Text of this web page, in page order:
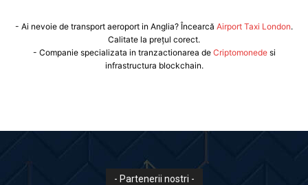
- Ai nevoie de transport aeroport in Anglia? Încearcă Airport Taxi London.
Calitate la prețul corect.
- Companie specializata in tranzactionarea de Criptomonedesi
infrastructura blockchain.
- Partenerii nostri -